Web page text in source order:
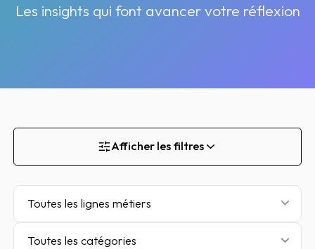
Les insights qui font avancer votre réflexion
Afficher les filtres
Toutes les lignes métiers
Toutes les catégories